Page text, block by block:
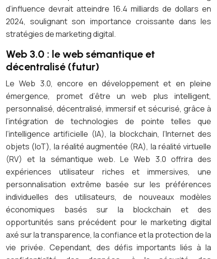
d’influence devrait atteindre 16.4 milliards de dollars en
2024, soulignant son importance croissante dans les
stratégies de marketing digital.
Web 3.0 : le web sémantique et
décentralisé (futur)
Le Web 3.0, encore en développement et en pleine
émergence, promet d’être un web plus intelligent,
personnalisé, décentralisé, immersif et sécurisé, grâce à
l’intégration de technologies de pointe telles que
l’intelligence artificielle (IA), la blockchain, l’Internet des
objets (IoT), la réalité augmentée (RA), la réalité virtuelle
(RV) et la sémantique web. Le Web 3.0 offrira des
expériences utilisateur riches et immersives, une
personnalisation extrême basée sur les préférences
individuelles des utilisateurs, de nouveaux modèles
économiques basés sur la blockchain et des
opportunités sans précédent pour le marketing digital
axé sur la transparence, la confiance et la protection de la
vie privée. Cependant, des défis importants liés à la